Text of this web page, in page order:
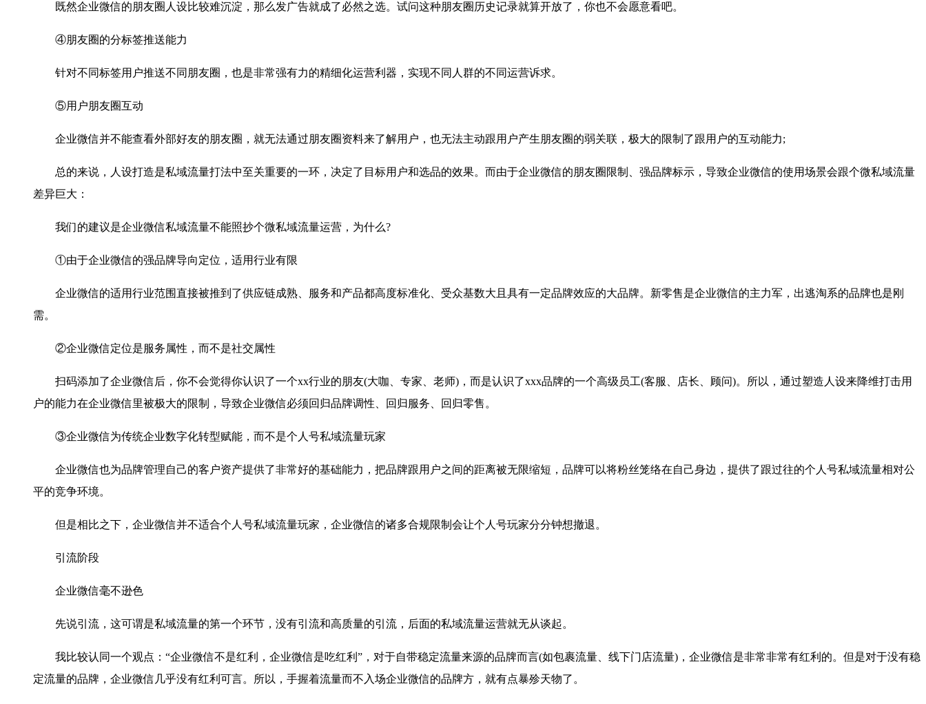
既然企业微信的朋友圈人设比较难沉淀，那么发广告就成了必然之选。试问这种朋友圈历史记录就算开放了，你也不会愿意看吧。
④朋友圈的分标签推送能力
针对不同标签用户推送不同朋友圈，也是非常强有力的精细化运营利器，实现不同人群的不同运营诉求。
⑤用户朋友圈互动
企业微信并不能查看外部好友的朋友圈，就无法通过朋友圈资料来了解用户，也无法主动跟用户产生朋友圈的弱关联，极大的限制了跟用户的互动能力;
总的来说，人设打造是私域流量打法中至关重要的一环，决定了目标用户和选品的效果。而由于企业微信的朋友圈限制、强品牌标示，导致企业微信的使用场景会跟个微私域流量
差异巨大：
我们的建议是企业微信私域流量不能照抄个微私域流量运营，为什么?
①由于企业微信的强品牌导向定位，适用行业有限
企业微信的适用行业范围直接被推到了供应链成熟、服务和产品都高度标准化、受众基数大且具有一定品牌效应的大品牌。新零售是企业微信的主力军，出逃淘系的品牌也是刚
需。
②企业微信定位是服务属性，而不是社交属性
扫码添加了企业微信后，你不会觉得你认识了一个xx行业的朋友(大咖、专家、老师)，而是认识了xxx品牌的一个高级员工(客服、店长、顾问)。所以，通过塑造人设来降维打击用
户的能力在企业微信里被极大的限制，导致企业微信必须回归品牌调性、回归服务、回归零售。
③企业微信为传统企业数字化转型赋能，而不是个人号私域流量玩家
企业微信也为品牌管理自己的客户资产提供了非常好的基础能力，把品牌跟用户之间的距离被无限缩短，品牌可以将粉丝笼络在自己身边，提供了跟过往的个人号私域流量相对公
平的竞争环境。
但是相比之下，企业微信并不适合个人号私域流量玩家，企业微信的诸多合规限制会让个人号玩家分分钟想撤退。
引流阶段
企业微信毫不逊色
先说引流，这可谓是私域流量的第一个环节，没有引流和高质量的引流，后面的私域流量运营就无从谈起。
我比较认同一个观点：“企业微信不是红利，企业微信是吃红利”，对于自带稳定流量来源的品牌而言(如包裹流量、线下门店流量)，企业微信是非常非常有红利的。但是对于没有稳
定流量的品牌，企业微信几乎没有红利可言。所以，手握着流量而不入场企业微信的品牌方，就有点暴殄天物了。